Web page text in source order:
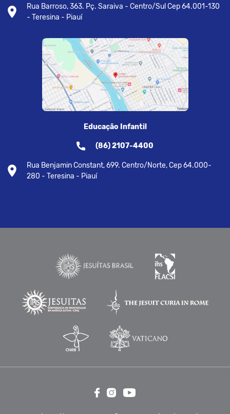
Rua Barroso, 363. Pç. Saraiva - Centro/Sul Cep 64.001-130
- Teresina - Piauí
Educação Infantil
(86) 2107-4400
Rua Benjamin Constant, 699. Centro/Norte, Cep 64.000-
280 - Teresina - Piauí